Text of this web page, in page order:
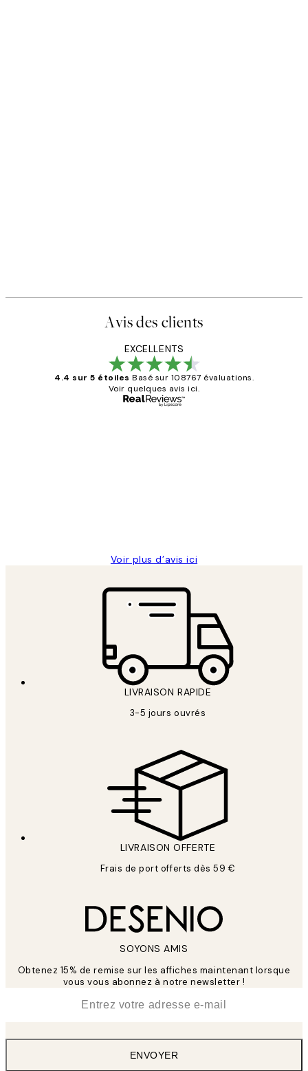
Avis des clients
EXCELLENTS
4.4 sur 5 étoiles Basé sur 108767 évaluations.
Voir quelques avis ici.
Voir plus d’avis ici
LIVRAISON RAPIDE
3-5 jours ouvrés
LIVRAISON OFFERTE
Frais de port offerts dès 59 €
SOYONS AMIS
Obtenez 15% de remise sur les affiches maintenant lorsque
vous vous abonnez à notre newsletter !
ENVOYER